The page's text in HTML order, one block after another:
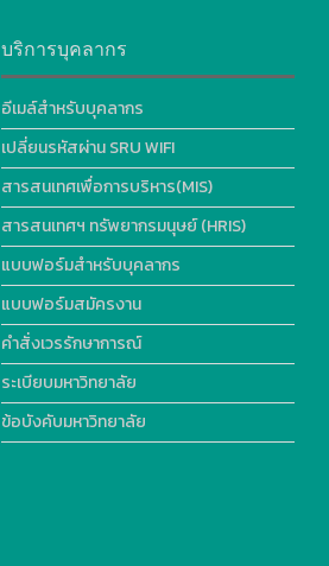
บริการบุคลากร
อีเมล์สำหรับบุคลากร
เปลี่ยนรหัสผ่าน SRU WIFI
สารสนเทศเพื่อการบริหาร(MIS)
สารสนเทศฯ ทรัพยากรมนุษย์ (HRIS)
แบบฟอร์มสำหรับบุคลากร
แบบฟอร์มสมัครงาน
คำสั่งเวรรักษาการณ์
ระเบียบมหาวิทยาลัย
ข้อบังคับมหาวิทยาลัย